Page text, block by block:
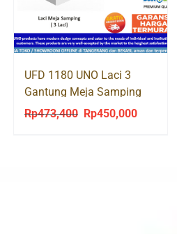
UFD 1180 UNO Laci 3
Gantung Meja Samping
Rp473,400
Original
Rp450,000Current